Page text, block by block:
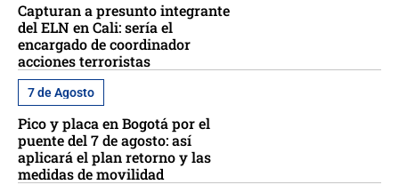
Capturan a presunto integrante
del ELN en Cali: sería el
encargado de coordinador
acciones terroristas
7 de Agosto
Pico y placa en Bogotá por el
puente del 7 de agosto: así
aplicará el plan retorno y las
medidas de movilidad